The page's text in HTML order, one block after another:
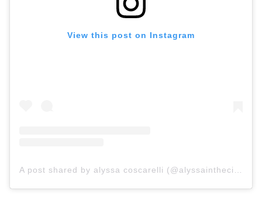
View this post on Instagram